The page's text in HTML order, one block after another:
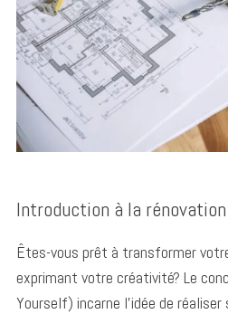
Introduction à la rénovation
Êtes-vous prêt à transformer
exprimant votre créativité? Le
Yourself) incarne l’idée de